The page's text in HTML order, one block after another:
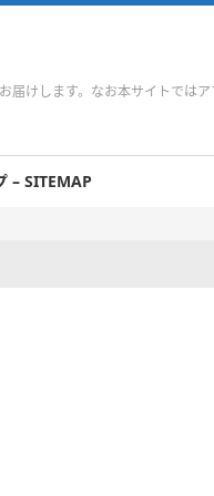
届けします。なお本サイトではア
– SITEMAP